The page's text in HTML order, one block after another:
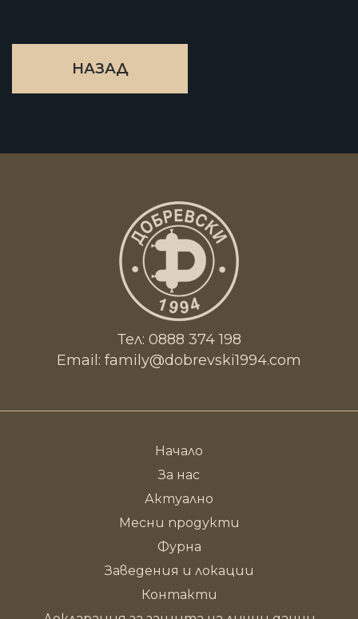
НАЗАД
Тел: 0888 374 198
Email: family@dobrevski1994.com
Начало
За нас
Актуално
Месни продукти
Фурна
Заведения и локации
Контакти